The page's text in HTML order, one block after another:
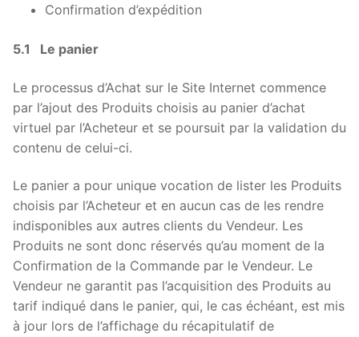
Confirmation d’expédition
5.1 Le panier
Le processus d’Achat sur le Site Internet commence
par l’ajout des Produits choisis au panier d’achat
virtuel par l’Acheteur et se poursuit par la validation du
contenu de celui-ci.
Le panier a pour unique vocation de lister les Produits
choisis par l’Acheteur et en aucun cas de les rendre
indisponibles aux autres clients du Vendeur. Les
Produits ne sont donc réservés qu’au moment de la
Confirmation de la Commande par le Vendeur. Le
Vendeur ne garantit pas l’acquisition des Produits au
tarif indiqué dans le panier, qui, le cas échéant, est mis
à jour lors de l’affichage du récapitulatif de